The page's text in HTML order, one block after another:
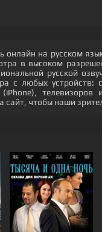
онлайн на русском
в высоком
русской
с любых
сайт, чтобы наши